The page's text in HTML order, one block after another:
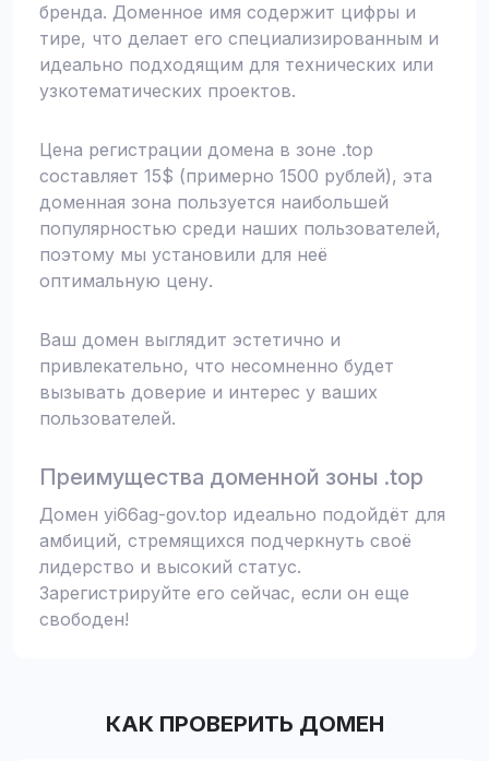
бренда. Доменное имя содержит цифры и
тире, что делает его специализированным и
идеально подходящим для технических или
узкотематических проектов.
Цена регистрации домена в зоне .top
составляет 15$ (примерно 1500 рублей), эта
доменная зона пользуется наибольшей
популярностью среди наших пользователей,
поэтому мы установили для неё
оптимальную цену.
Ваш домен выглядит эстетично и
привлекательно, что несомненно будет
вызывать доверие и интерес у ваших
пользователей.
Преимущества доменной зоны .top
Домен yi66ag-gov.top идеально подойдёт для
амбиций, стремящихся подчеркнуть своё
лидерство и высокий статус.
Зарегистрируйте его сейчас, если он еще
свободен!
КАК ПРОВЕРИТЬ ДОМЕН